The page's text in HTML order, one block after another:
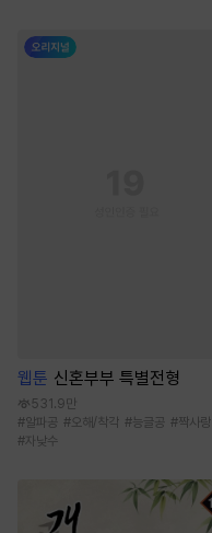
웹툰 신혼부부 특별전형
531.9만
#알파공 #오해/착각 #능글공 #짝사랑
#자낮수